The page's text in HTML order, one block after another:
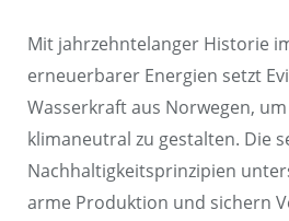
Mit jahrzehntelanger Historie
erneuerbarer Energien setzt
Wasserkraft aus Norwegen,
klimaneutral zu gestalten. Die
Nachhaltigkeitsprinzipien
arme Produktion und sichern